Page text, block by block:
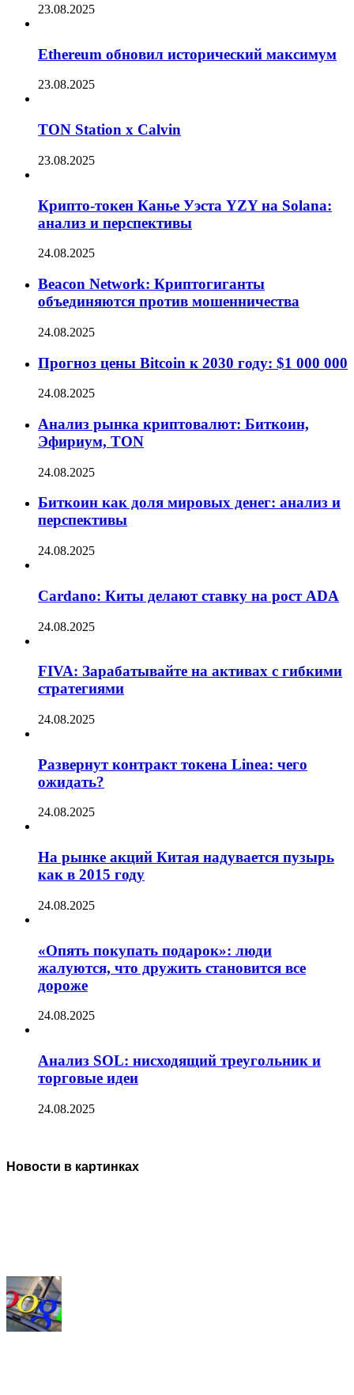
23.08.2025
Ethereum обновил исторический максимум
23.08.2025
TON Station x Calvin
23.08.2025
Крипто-токен Канье Уэста YZY на Solana:
анализ и перспективы
24.08.2025
Beacon Network: Криптогиганты
объединяются против мошенничества
24.08.2025
Прогноз цены Bitcoin к 2030 году: $1 000 000
24.08.2025
Анализ рынка криптовалют: Биткоин,
Эфириум, TON
24.08.2025
Биткоин как доля мировых денег: анализ и
перспективы
24.08.2025
Cardano: Киты делают ставку на рост ADA
24.08.2025
FIVA: Зарабатывайте на активах с гибкими
стратегиями
24.08.2025
Развернут контракт токена Linea: чего
ожидать?
24.08.2025
На рынке акций Китая надувается пузырь
как в 2015 году
24.08.2025
«Опять покупать подарок»: люди
жалуются, что дружить становится все
дороже
24.08.2025
Анализ SOL: нисходящий треугольник и
торговые идеи
24.08.2025
Новости в картинках